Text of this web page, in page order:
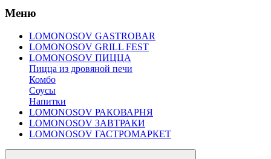
Меню
LOMONOSOV GASTROBAR
LOMONOSOV GRILL FEST
LOMONOSOV ПИЦЦА
Пицца из дровяной печи
Комбо
Соусы
Напитки
LOMONOSOV РАКОВАРНЯ
LOMONOSOV ЗАВТРАКИ
LOMONOSOV ГАСТРОМАРКЕТ